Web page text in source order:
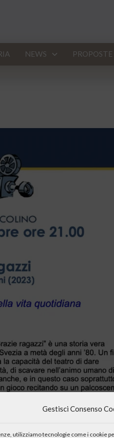
Gestisci Consenso
utilizziamo tecnologie come i cookie
NEWS PROPOSTE